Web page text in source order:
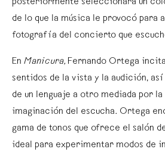
posteriormente seleccionará un
de lo que la música le provocó para
fotografía del concierto que
En Manicura, Fernando Ortega
sentidos de la vista y la audición,
de un lenguaje a otro mediada por
imaginación del escucha. Ortega
gama de tonos que ofrece el salón
ideal para experimentar modos de